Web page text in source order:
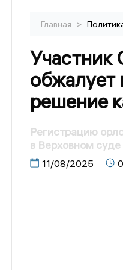
Главная >
обжалует
решение
Регистрацию
в Верховном суде
11/08/2025